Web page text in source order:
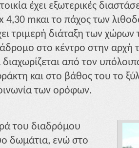
έχει εξωτερικές
4,30 mκαι το πάχος των
τριμερή διάταξη των χώρων
στο κέντρο στην αρχή
από τον
και στο βάθος του το
των ορόφων.
του διαδρόμου
δωμάτια, ενώ στο